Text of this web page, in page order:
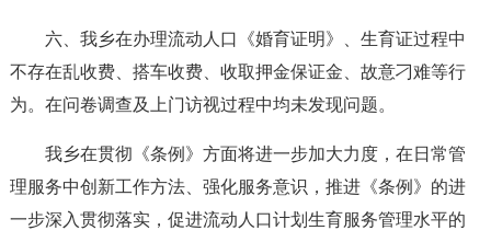
六、我乡在办理流动人口《婚育证明》、生育证过程中
不存在乱收费、搭车收费、收取押金保证金、故意刁难等行
为。在问卷调查及上门访视过程中均未发现问题。
我乡在贯彻《条例》方面将进一步加大力度，在日常管
理服务中创新工作方法、强化服务意识，推进《条例》的进
一步深入贯彻落实，促进流动人口计划生育服务管理水平的